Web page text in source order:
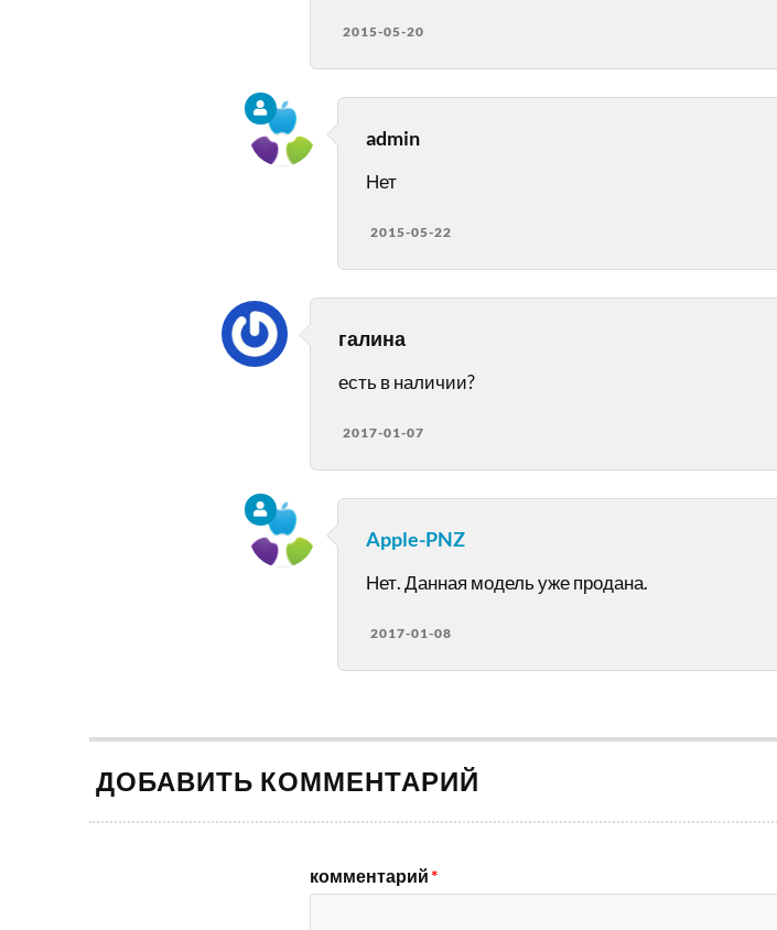
2015-05-20
admin
Нет
2015-05-22
галина
есть в наличии?
2017-01-07
Apple-PNZ
Нет. Данная модель уже продана.
2017-01-08
ДОБАВИТЬ КОММЕНТАРИЙ
комментарий*